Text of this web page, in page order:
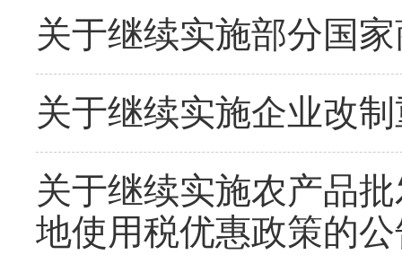
关于继续实施部分国
关于继续实施企业改
关于继续实施农产品
地使用税优惠政策的